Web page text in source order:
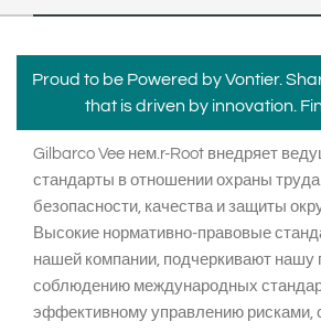
Português
English
Mexico
Español
India
Asia
South
Proud to be Powered by Vontier.
that is driven by innovation.
Gilbarco Vee нем.r-Root внедряет
стандарты в отношении охраны труда
безопасности, качества и защиты
Высокие нормативно-правовые
нашей компании, подчеркивают нашу
соблюдению международных
эффективному управлению рисками,